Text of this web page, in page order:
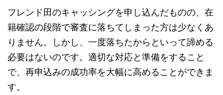
フレンド田のキャッシングを申し込んだものの、在
籍確認の段階で審査に落ちてしまった方は少なくあ
りません。しかし、一度落ちたからといって諦める
必要はないのです。適切な対応と準備をすること
で、再申込みの成功率を大幅に高めることができま
す。